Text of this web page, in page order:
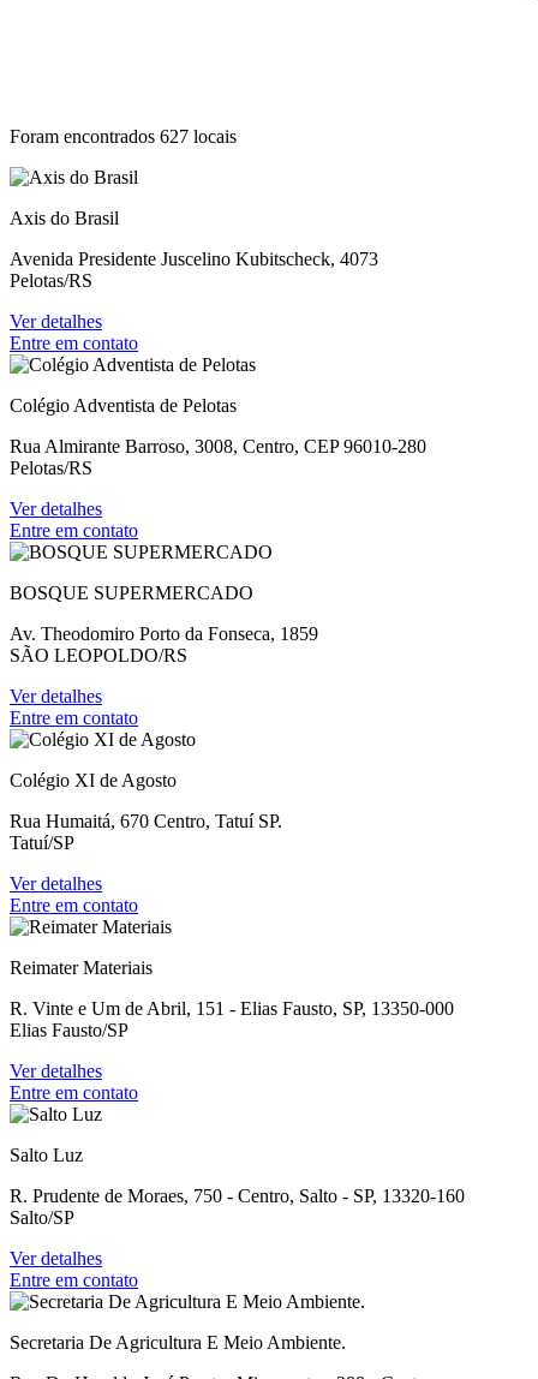
Foram encontrados 627 locais
Axis do Brasil
Avenida Presidente Juscelino Kubitscheck, 4073
Pelotas/RS
Ver detalhes
Entre em contato
Colégio Adventista de Pelotas
Rua Almirante Barroso, 3008, Centro, CEP 96010-280
Pelotas/RS
Ver detalhes
Entre em contato
BOSQUE SUPERMERCADO
Av. Theodomiro Porto da Fonseca, 1859
SÃO LEOPOLDO/RS
Ver detalhes
Entre em contato
Colégio XI de Agosto
Rua Humaitá, 670 Centro, Tatuí SP.
Tatuí/SP
Ver detalhes
Entre em contato
Reimater Materiais
R. Vinte e Um de Abril, 151 - Elias Fausto, SP, 13350-000
Elias Fausto/SP
Ver detalhes
Entre em contato
Salto Luz
R. Prudente de Moraes, 750 - Centro, Salto - SP, 13320-160
Salto/SP
Ver detalhes
Entre em contato
Secretaria De Agricultura E Meio Ambiente.